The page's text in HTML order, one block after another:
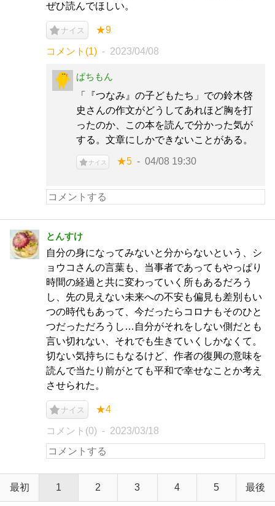
ぜひ読んでほしい。
ナイス ★9
コメント(1) 2023/04/08
ぱちもん
「『つなみ』の子どもたち」での鈴木啓
史さんの作文がどうしてあれほど胸を打
ったのか、この本を読んで分かった気が
する。文章にしかできないことがある。
ナイス ★5 04/08 19:30
とんすけ
自分の身になってみないと分からないという、シ
ョウコさんの言葉も、当事者であってもやっぱり
時間の経過と共に変わっていく所もあるだろう
し、先の見えない未来への不安も偏見も差別もい
つの時代もあって、今だったらコロナもそのひと
つだっただろうし…自分がそれをしない側だとも
言い切れない、それでも生きていくしかなくて。
切ない気持ちにもなるけど、作者の復興の意味を
読んで当たり前がとても平和で幸せなことか考え
させられた。
ナイス ★4
コメント(0) 2023/03/18
最初 1 2 3 4 5 最後